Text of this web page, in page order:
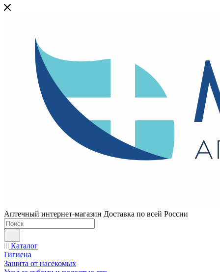
Аптечный интернет-магазин Доставка по всей России
Каталог
Гигиена
Защита от насекомых